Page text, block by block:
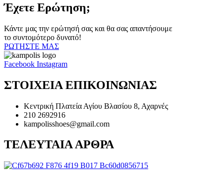
Έχετε Ερώτηση;
Κάντε μας την ερώτησή σας και θα σας απαντήσουμε
το συντομότερο δυνατό!
ΡΩΤΗΣΤΕ ΜΑΣ
Facebook Instagram
ΣΤΟΙΧΕΙΑ ΕΠΙΚΟΙΝΩΝΙΑΣ
Κεντρική Πλατεία Αγίου Βλασίου 8, Αχαρνές
210 2692916
kampolisshoes@gmail.com
ΤΕΛΕΥΤΑΙΑ ΑΡΘΡΑ